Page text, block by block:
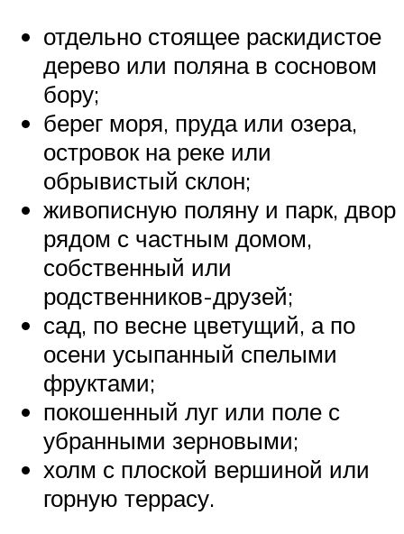
отдельно стоящее раскидистое
дерево или поляна в сосновом
бору;
берег моря, пруда или озера,
островок на реке или
обрывистый склон;
живописную поляну и парк, двор
рядом с частным домом,
собственный или
родственников-друзей;
сад, по весне цветущий, а по
осени усыпанный спелыми
фруктами;
покошенный луг или поле с
убранными зерновыми;
холм с плоской вершиной или
горную террасу.